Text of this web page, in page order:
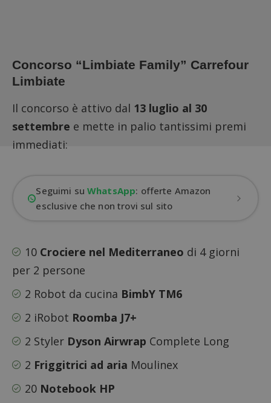
Concorso “Limbiate Family” Carrefour
Limbiate
Il concorso è attivo dal 13 luglio al 30
settembre e mette in palio tantissimi premi
immediati:
Seguimi suWhatsApp: offerte Amazon
esclusive che non trovi sul sito
10 Crociere nel Mediterraneo di 4 giorni
per 2 persone
2 Robot da cucina BimbY TM6
2 iRobot Roomba J7+
2 Styler Dyson Airwrap Complete Long
2 Friggitrici ad aria Moulinex
20 Notebook HP